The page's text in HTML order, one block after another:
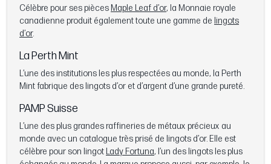
Célèbre pour ses pièces Maple Leaf d’or, la Monnaie royale
canadienne produit également toute une gamme de lingots
d’or.
La Perth Mint
L’une des institutions les plus respectées au monde, la Perth
Mint fabrique des lingots d’or et d’argent d’une grande pureté.
PAMP Suisse
L’une des plus grandes raffineries de métaux précieux au
monde avec un catalogue très prisé de lingots d’or. Elle est
célèbre pour son lingot Lady Fortuna, l’un des lingots les plus